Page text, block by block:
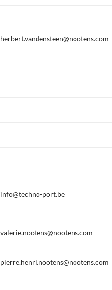
herbert.vandensteen@nootens.com
info@techno-port.be
valerie.nootens@nootens.com
pierre.henri.nootens@nootens.com